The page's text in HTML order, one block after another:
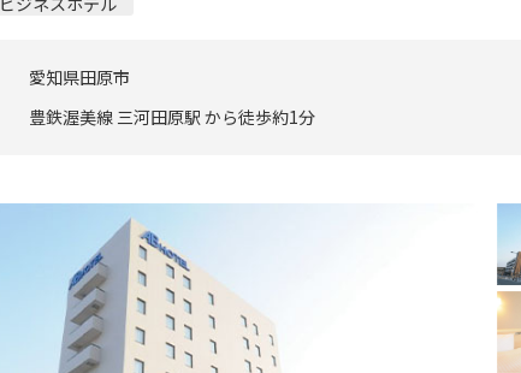
愛知県田原市
豊鉄渥美線 三河田原駅 から徒歩約1分